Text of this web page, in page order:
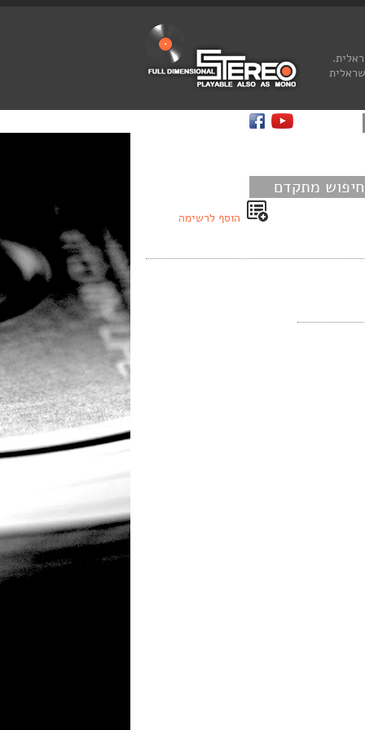
חיפוש מתקדם
הוסף לרשימה